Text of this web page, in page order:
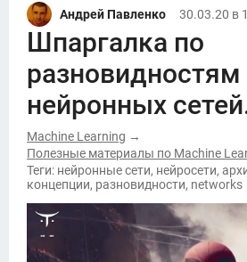
Андрей Павленко 30.03.20 в
Шпаргалка по
разновидностям
нейронных
Machine Learning →
Полезные материалы по Machine
Теги: нейронные сети, нейросети,
концепции, разновидности, networks